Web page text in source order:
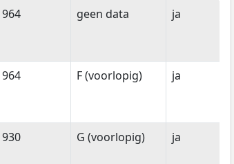
Energielabel
Bebouwde
kom
geen data ja
F (voorlopig) ja
G (voorlopig) ja